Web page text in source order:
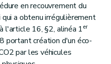
en recouvrement du
a obtenu irrégulièrement
l'article 16, §2, alinéa 1er
portant création d'un éco-
par les véhicules